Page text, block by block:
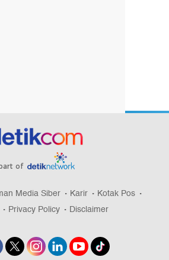
of
Media Siber Karir
Kotak Pos
Privacy Policy Disclaimer